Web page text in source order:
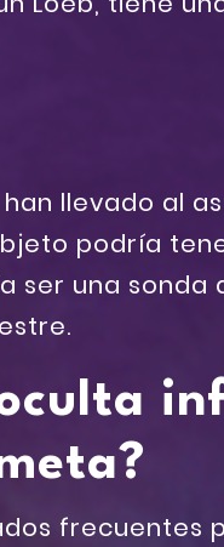
llevado al
podría
ser una sonda
frecuentes